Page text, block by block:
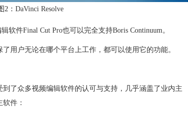
2： DaVinci Resolve
软件Final Cut Pro也可以完全支持Boris Continuum。
用户无论在哪个平台上工作，都可以使用它的功能。
了众多视频编辑软件的认可与支持，几乎涵盖了业内主
件：